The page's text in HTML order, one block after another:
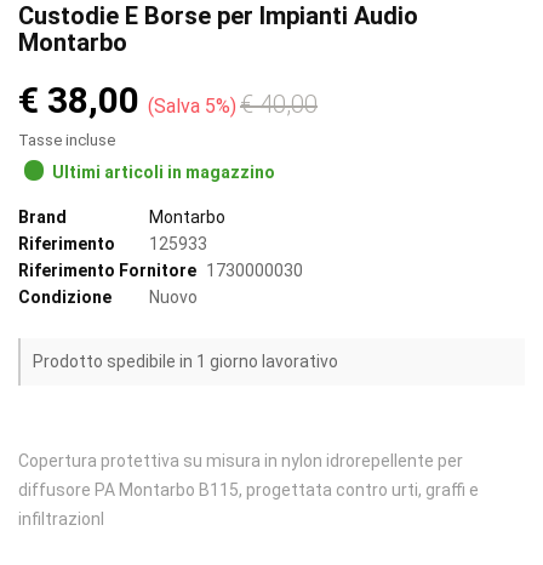
Custodie E Borse per Impianti Audio
Montarbo
€ 38,00 Salva 5% € 40,00
Tasse incluse
Ultimi articoli in magazzino
Brand
Montarbo
Riferimento
125933
Riferimento Fornitore 1730000030
Condizione
Nuovo
Prodotto spedibile in 1 giorno lavorativo
Copertura protettiva su misura in nylon idrorepellente per
diffusore PA Montarbo B115, progettata contro urti, graffi e
infiltrazionI